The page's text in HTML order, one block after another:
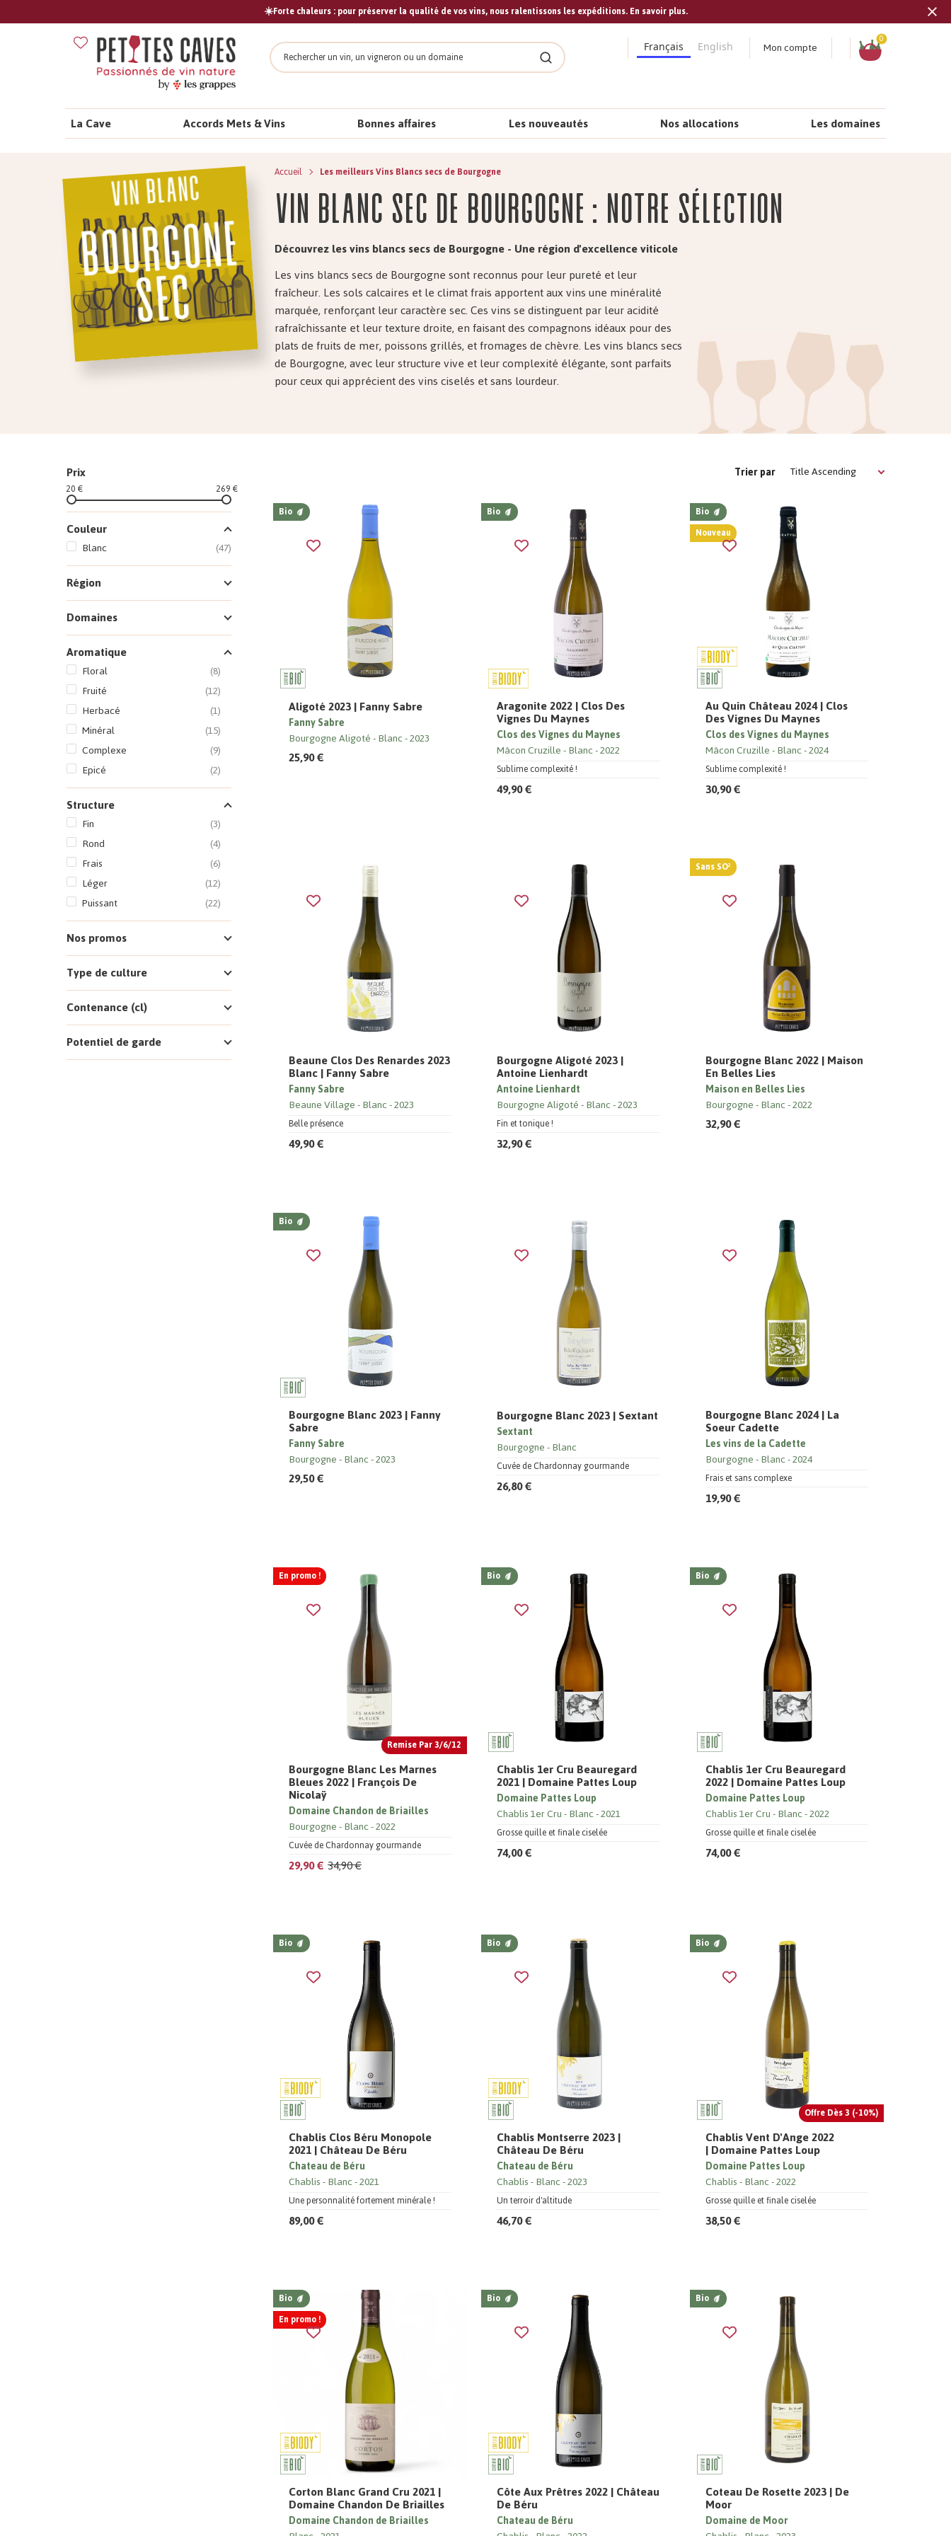
☀️Forte chaleurs : pour préserver la qualité de vos vins, nous ralentissons les expéditions. En savoir plus.
Rechercher
Rechercher
Français English Mon compte
Panier
0
La Cave Accords Mets & Vins Bonnes affaires Les nouveautés Nos allocations Les domaines
Accueil Les meilleurs Vins Blancs secs de Bourgogne
Vin Blanc sec de Bourgogne : Notre Sélection
Découvrez les vins blancs secs de Bourgogne - Une région d'excellence viticole
Les vins blancs secs de Bourgogne sont reconnus pour leur pureté et leur
fraîcheur. Les sols calcaires et le climat frais apportent aux vins une minéralité
marquée, renforçant leur caractère sec. Ces vins se distinguent par leur acidité
rafraîchissante et leur texture droite, en faisant des compagnons idéaux pour des
plats de fruits de mer, poissons grillés, et fromages de chèvre. Les vins blancs secs
de Bourgogne, avec leur structure vive et leur complexité élégante, sont parfaits
pour ceux qui apprécient des vins ciselés et sans lourdeur.
Trier par Title Ascending
Prix
20 € 269 €
Couleur
Blanc (47)
Région
Domaines
Aromatique
Floral
(8)
Fruité
(12)
Herbacé
(1)
Minéral
(15)
Complexe
(9)
Epicé
(2)
Structure
Fin
(3)
Rond
(4)
Frais
(6)
Léger
(12)
Puissant
(22)
Nos promos
Type de culture
Contenance (cl)
Potentiel de garde
Bio
Aligoté 2023 | Fanny Sabre
Fanny Sabre
Bourgogne Aligoté Blanc 2023
25,90 €
Bio
Aragonite 2022 | Clos Des
Vignes Du Maynes
Sublime complexité !
Clos des Vignes du Maynes
Mâcon Cruzille Blanc 2022
49,90 €
Bio
Nouveau
Au Quin Château 2024 | Clos
Des Vignes Du Maynes
Sublime complexité !
Clos des Vignes du Maynes
Mâcon Cruzille Blanc 2024
30,90 €
Beaune Clos Des Renardes 2023
Blanc | Fanny Sabre
Belle présence
Fanny Sabre
Beaune Village Blanc 2023
49,90 €
Bourgogne Aligoté 2023 |
Antoine Lienhardt
Fin et tonique !
Antoine Lienhardt
Bourgogne Aligoté Blanc 2023
32,90 €
Sans SO²
Bourgogne Blanc 2022 | Maison
En Belles Lies
Maison en Belles Lies
Bourgogne Blanc 2022
32,90 €
Bio
Bourgogne Blanc 2023 | Fanny
Sabre
Fanny Sabre
Bourgogne Blanc 2023
29,50 €
Bourgogne Blanc 2023 | Sextant
Cuvée de Chardonnay gourmande
Sextant
Bourgogne Blanc
26,80 €
Bourgogne Blanc 2024 | La
Soeur Cadette
Frais et sans complexe
Les vins de la Cadette
Bourgogne Blanc 2024
19,90 €
Remise Par 3/6/12
En promo !
Bourgogne Blanc Les Marnes
Bleues 2022 | François De
Nicolaÿ
Cuvée de Chardonnay gourmande
Domaine Chandon de Briailles
Bourgogne Blanc 2022
34,90 €
29,90 €
Bio
Chablis 1er Cru Beauregard
2021 | Domaine Pattes Loup
Grosse quille et finale ciselée
Domaine Pattes Loup
Chablis 1er Cru Blanc 2021
74,00 €
Bio
Chablis 1er Cru Beauregard
2022 | Domaine Pattes Loup
Grosse quille et finale ciselée
Domaine Pattes Loup
Chablis 1er Cru Blanc 2022
74,00 €
Bio
Chablis Clos Béru Monopole
2021 | Château De Béru
Une personnalité fortement minérale !
Chateau de Béru
Chablis Blanc 2021
89,00 €
Bio
Chablis Montserre 2023 |
Château De Béru
Un terroir d'altitude
Chateau de Béru
Chablis Blanc 2023
46,70 €
Offre Dès 3 (-10%)
Bio
Chablis Vent D'Ange 2022
| Domaine Pattes Loup
Grosse quille et finale ciselée
Domaine Pattes Loup
Chablis Blanc 2022
38,50 €
Bio
En promo !
Corton Blanc Grand Cru 2021 |
Domaine Chandon De Briailles
Domaine Chandon de Briailles
Bio
Côte Aux Prêtres 2022 | Château
De Béru
Chateau de Béru
Bio
Coteau De Rosette 2023 | De
Moor
Domaine de Moor